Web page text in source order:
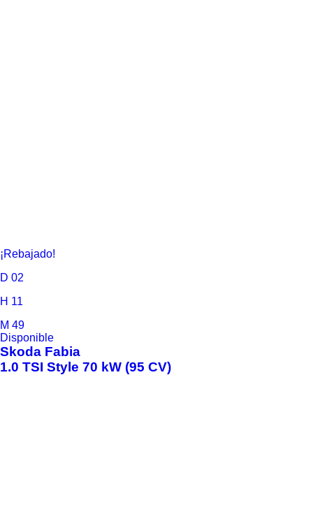
¡Rebajado!
D 02
H 11
M 49
Disponible
Skoda Fabia
1.0 TSI Style 70 kW (95 CV)